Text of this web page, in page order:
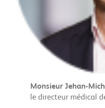
Monsieur Jehan-
le directeur médical